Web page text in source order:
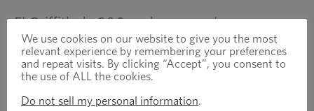
El Griffith de 200 mph marca el
renacimiento de un ícono británico
Peter Illingworth, hablando en nombre de
Optimas, agrega: “El diseño del vehículo de
We use cookies on our website to give you the most
relevant experience by remembering your preferences
and repeat visits. By clicking “Accept”, you consent to
the use of ALL the cookies.
Do not sell my personal information.